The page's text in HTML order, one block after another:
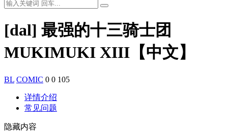
[dal] 最强的十三骑士团
MUKIMUKI XIII【中文】
BL COMIC 0 0 105
详情介绍
常见问题
隐藏内容